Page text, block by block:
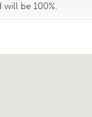
be 100%.